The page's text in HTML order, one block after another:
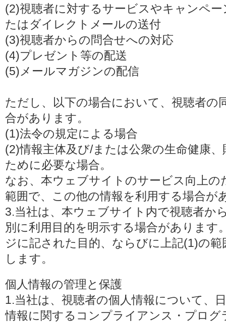
(2)視聴者に対するサービスやキャンペ
たはダイレクトメールの送付
(3)視聴者からの問合せへの対応
(4)プレゼント等の配送
(5)メールマガジンの配信
ただし、以下の場合において、視聴者の
合があります。
(1)法令の規定による場合
(2)情報主体及び/または公衆の生命健康
ために必要な場合。
なお、本ウェブサイトのサービス向上
範囲で、この他の情報を利用する場合が
3.当社は、本ウェブサイト内で視聴者か
別に利用目的を明示する場合があります
ジに記された目的、ならびに上記(1)の
します。
個人情報の管理と保護
1.当社は、視聴者の個人情報について、
情報に関するコンプライアンス・プロ